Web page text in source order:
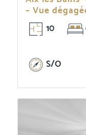
– Vue
10
S/O